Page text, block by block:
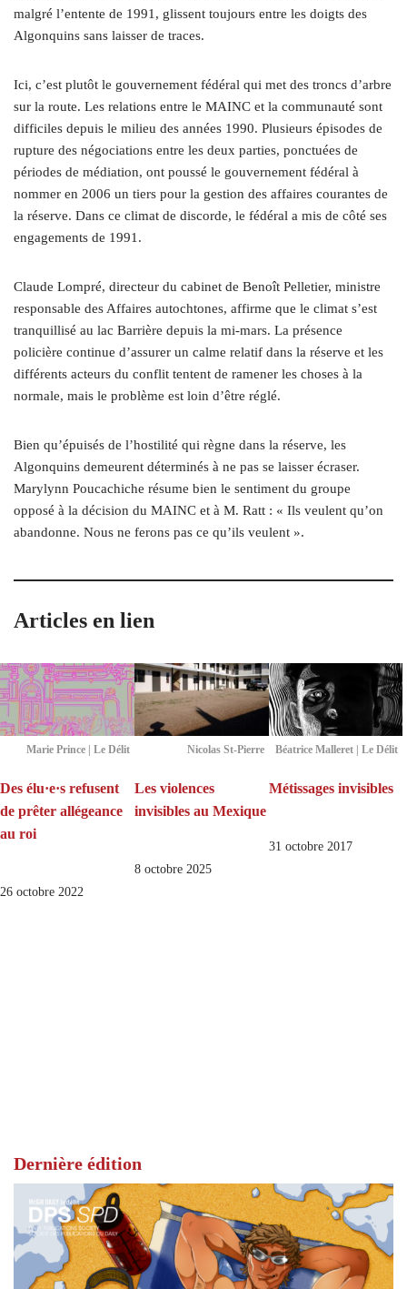
malgré l’entente de 1991, glissent toujours entre les doigts des
Algonquins sans laisser de traces.
Ici, c’est plutôt le gouvernement fédéral qui met des troncs d’arbre
sur la route. Les relations entre le MAINC et la communauté sont
difficiles depuis le milieu des années 1990. Plusieurs épisodes de
rupture des négociations entre les deux parties, ponctuées de
périodes de médiation, ont poussé le gouvernement fédéral à
nommer en 2006 un tiers pour la gestion des affaires courantes de
la réserve. Dans ce climat de discorde, le fédéral a mis de côté ses
engagements de 1991.
Claude Lompré, directeur du cabinet de Benoît Pelletier, ministre
responsable des Affaires autochtones, affirme que le climat s’est
tranquillisé au lac Barrière depuis la mi-mars. La présence
policière continue d’assurer un calme relatif dans la réserve et les
différents acteurs du conflit tentent de ramener les choses à la
normale, mais le problème est loin d’être réglé.
Bien qu’épuisés de l’hostilité qui règne dans la réserve, les
Algonquins demeurent déterminés à ne pas se laisser écraser.
Marylynn Poucachiche résume bien le sentiment du groupe
opposé à la décision du MAINC et à M. Ratt : « Ils veulent qu’on
abandonne. Nous ne ferons pas ce qu’ils veulent ».
Articles en lien
Marie Prince | Le Délit
Des élu·e·s refusent
de prêter allégeance
au roi
26 octobre 2022
Nicolas St-Pierre
Les violences
invisibles au Mexique
8 octobre 2025
Béatrice Malleret | Le Délit
Métissages invisibles
31 octobre 2017
Dernière édition